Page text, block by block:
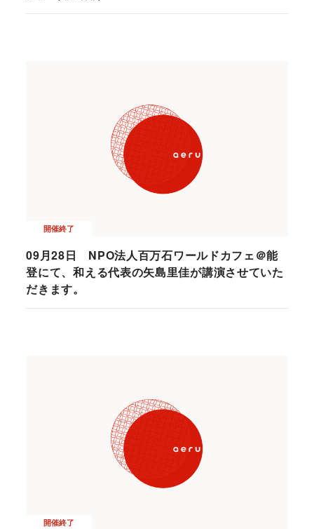
開催終了
09月28日 NPO法人百万石ワールドカフェ＠能
登にて、和える代表の矢島里佳が講演させていた
だきます。
開催終了